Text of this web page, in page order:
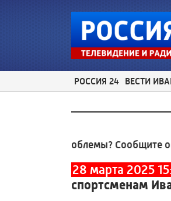
РОССИЯ 24 ВЕСТИ
Сообщите о них! Номер
28 марта 2025
спортсменам